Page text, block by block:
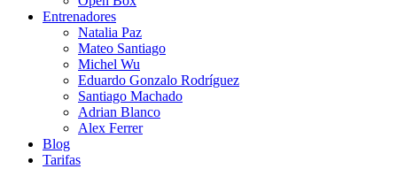
Entrenadores
Natalia Paz
Mateo Santiago
Michel Wu
Eduardo Gonzalo Rodríguez
Santiago Machado
Adrian Blanco
Alex Ferrer
Blog
Tarifas